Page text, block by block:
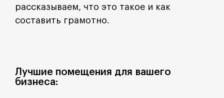
рассказываем, что это такое и как
составить грамотно.
Лучшие помещения для вашего
бизнеса: